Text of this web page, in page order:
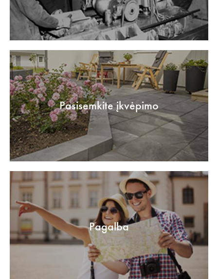
Pasisemkite įkvėpimo
Pagalba